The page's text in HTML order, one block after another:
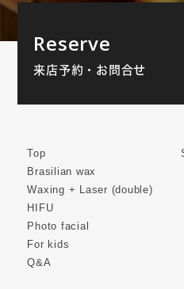
Reserve
来店予約・お問合せ
Top
Brasilian wax
Waxing + Laser (double)
HIFU
Photo facial
For kids
Q&A